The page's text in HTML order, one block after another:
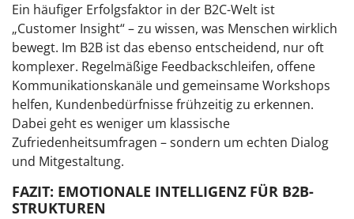
Ein häufiger Erfolgsfaktor in der B2C-Welt ist
„Customer Insight“ – zu wissen, was Menschen wirklich
bewegt. Im B2B ist das ebenso entscheidend, nur oft
komplexer. Regelmäßige Feedbackschleifen, offene
Kommunikationskanäle und gemeinsame Workshops
helfen, Kundenbedürfnisse frühzeitig zu erkennen.
Dabei geht es weniger um klassische
Zufriedenheitsumfragen – sondern um echten Dialog
und Mitgestaltung.
FAZIT: EMOTIONALE INTELLIGENZ FÜR B2B-
STRUKTUREN